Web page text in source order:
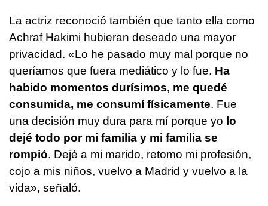
La actriz reconoció también que tanto ella como
Achraf Hakimi hubieran deseado una mayor
privacidad. «Lo he pasado muy mal porque no
queríamos que fuera mediático y lo fue. Ha
habido momentos durísimos, me quedé
consumida, me consumí físicamente. Fue
una decisión muy dura para mí porque yo lo
dejé todo por mi familia y mi familia se
rompió. Dejé a mi marido, retomo mi profesión,
cojo a mis niños, vuelvo a Madrid y vuelvo a la
vida», señaló.